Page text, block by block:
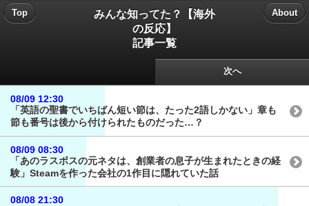
Top
みんな知ってた？【海外
の反応】
記事一覧
About
次へ
08/09 12:30
「英語の聖書でいちばん短い節は、たった2語しかない」章も
節も番号は後から付けられたものだった…？
08/09 08:30
「あのラスボスの元ネタは、創業者の息子が生まれたときの経
験」Steamを作った会社の1作目に隠れていた話
08/08 21:30